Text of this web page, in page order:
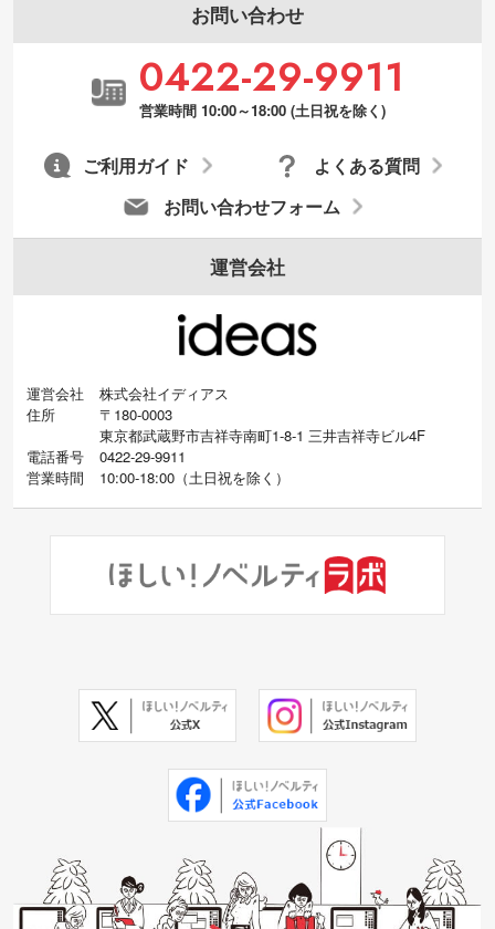
お問い合わせ
0422-29-9911
営業時間 10:00～18:00 (土日祝を除く)
お問い合わせフォーム
よくある質問
ご利用ガイド
運営会社
運営会社
株式会社イディアス
住所
〒180-0003
東京都武蔵野市吉祥寺南町1-8-1 三井吉祥寺ビル4F
電話番号
0422-29-9911
営業時間
10:00-18:00（土日祝を除く）